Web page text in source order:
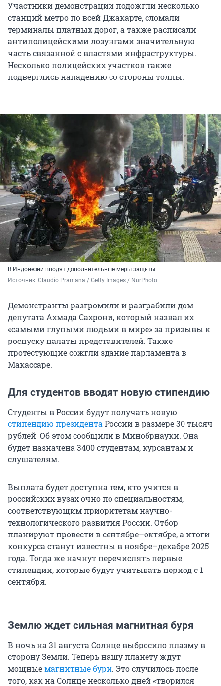
Участники демонстрации подожгли несколько
станций метро по всей Джакарте, сломали
терминалы платных дорог, а также расписали
антиполицейскими лозунгами значительную
часть связанной с властями инфраструктуры.
Несколько полицейских участков также
подверглись нападению со стороны толпы.
В Индонезии вводят дополнительные меры защиты
Источник: Claudio Pramana / Getty Images / NurPhoto
Демонстранты разгромили и разграбили дом
депутата Ахмада Сахрони, который назвал их
«самыми глупыми людьми в мире» за призывы к
роспуску палаты представителей. Также
протестующие сожгли здание парламента в
Макассаре.
Для студентов вводят новую стипендию
Студенты в России будут получать новую
стипендию президента России в размере 30 тысяч
рублей. Об этом сообщили в Минобрнауки. Она
будет назначена 3400 студентам, курсантам и
слушателям.
Выплата будет доступна тем, кто учится в
российских вузах очно по специальностям,
соответствующим приоритетам научно-
технологического развития России. Отбор
планируют провести в сентябре–октябре, а итоги
конкурса станут известны в ноябре–декабре 2025
года. Тогда же начнут перечислять первые
стипендии, которые будут учитывать период с 1
сентября.
Землю ждет сильная магнитная буря
В ночь на 31 августа Солнце выбросило плазму в
сторону Земли. Теперь нашу планету ждут
мощныемагнитные бури. Это случилось после
того, как на Солнце несколько дней «творился